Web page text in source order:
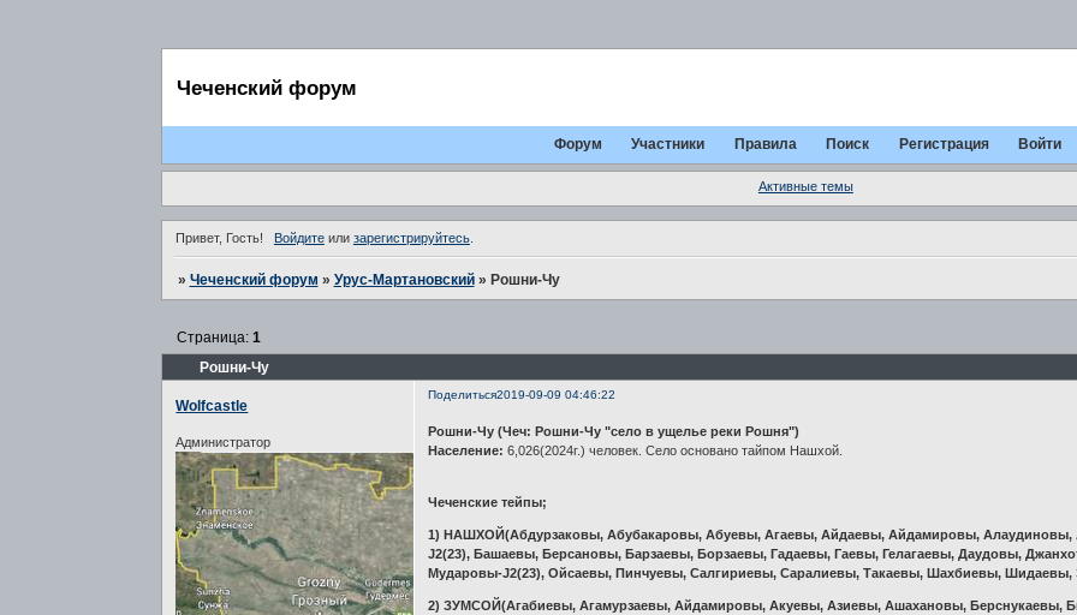
Чеченский форум
Форум Участники Правила Поиск Регистрация Войти
Активные темы
Привет, Гость! Войдитеили зарегистрируйтесь.
» Чеченский форум » Урус-Мартановский » Рошни-Чу
Рошни-Чу
Страница: 1
Поделиться2019-09-09 04:46:22
Wolfcastle
Администратор
Рошни-Чу (Чеч: Рошни-Чу "село в ущелье реки Рошня")
Население: 6,026(2024г.) человек. Село основано тайпом Нашхой.
Чеченские тейпы;
1) НАШХОЙ(Абдурзаковы, Абубакаровы, Абуевы, Агаевы, Айдаевы, Айдамировы, Алаудиновы,
J2(23), Башаевы, Берсановы, Барзаевы, Борзаевы, Гадаевы, Гаевы, Гелагаевы, Даудовы,
Мударовы-J2(23), Ойсаевы, Пинчуевы, Салгириевы, Саралиевы, Такаевы, Шахбиевы, Шидаевы,
2) ЗУМСОЙ(Агабиевы, Агамурзаевы, Айдамировы, Акуевы, Азиевы, Ашахановы, Берснукаевы,